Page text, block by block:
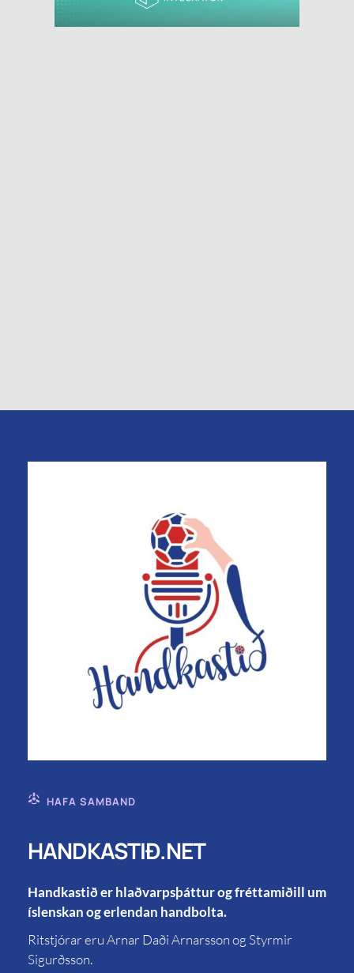
HAFA SAMBAND
HANDKASTIÐ.NET
Handkastið er hlaðvarpsþáttur og fréttamiðill um
íslenskan og erlendan handbolta.
Ritstjórar eru Arnar Daði Arnarsson og Styrmir
Sigurðsson.